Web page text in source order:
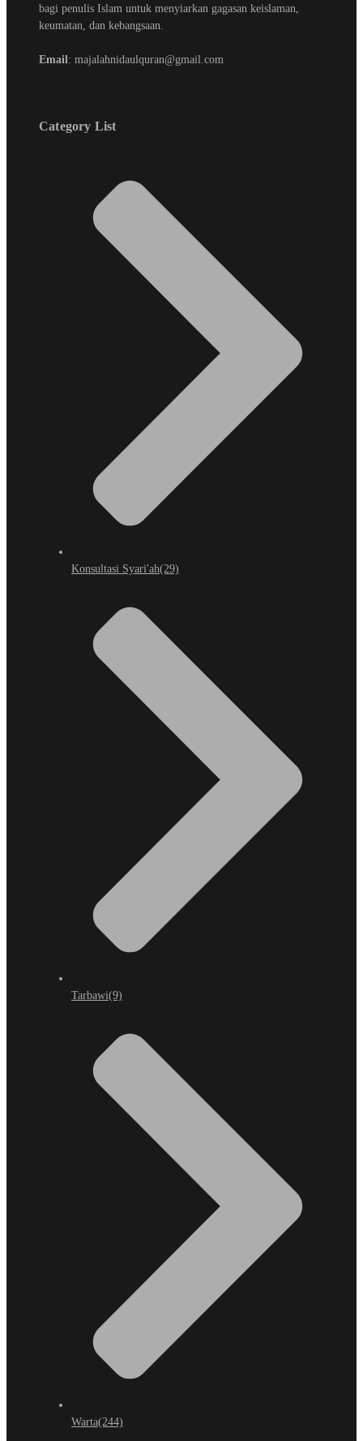
bagi penulis Islam untuk menyiarkan gagasan keislaman,
keumatan, dan kebangsaan.
Email: majalahnidaulquran@gmail.com
Category List
Konsultasi Syari'ah(29)
Tarbawi(9)
Warta(244)